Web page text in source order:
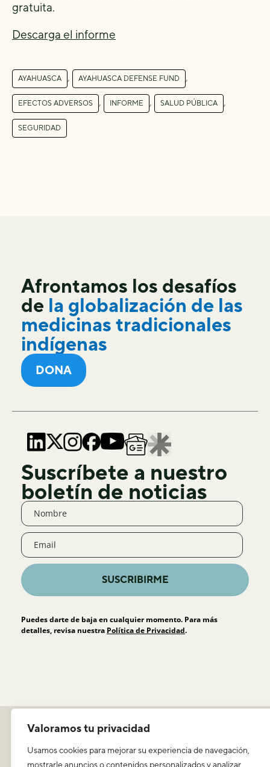
Valoramos tu privacidad
Usamos cookies para mejorar su experiencia de navegación,
mostrarle anuncios o contenidos personalizados y analizar
gratuita.
Descarga el informe
AYAHUASCA , AYAHUASCA DEFENSE FUND ,
EFECTOS ADVERSOS , INFORME , SALUD PÚBLICA ,
SEGURIDAD
Afrontamos los desafíos
de la globalización de las
medicinas tradicionales
indígenas
DONA
Suscríbete a nuestro
boletín de noticias
SUSCRIBIRME
Puedes darte de baja en cualquier momento. Para más
detalles, revisa nuestra Política de Privacidad.
ICEERS
Política de privacidad